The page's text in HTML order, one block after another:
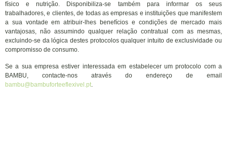
físico e nutrição. Disponibiliza-se também para informar os seus
trabalhadores, e clientes, de todas as empresas e instituições que manifestem
a sua vontade em atribuir-lhes benefícios e condições de mercado mais
vantajosas, não assumindo qualquer relação contratual com as mesmas,
excluindo-se da lógica destes protocolos qualquer intuito de exclusividade ou
compromisso de consumo.
Se a sua empresa estiver interessada em estabelecer um protocolo com a
BAMBU, contacte-nos através do endereço de email
bambu@bambuforteeflexivel.pt